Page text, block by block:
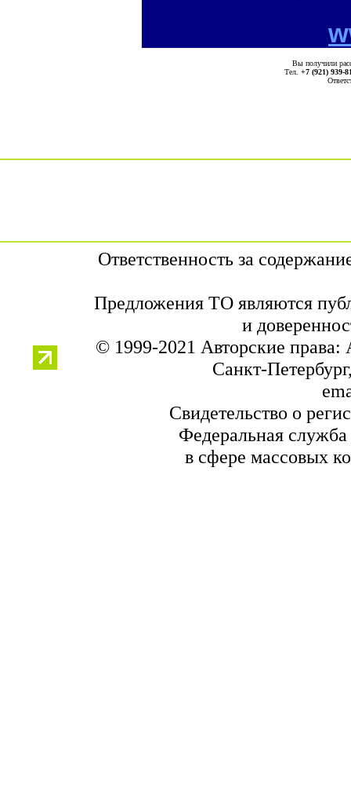
Вы получили
Тел. +7 (921) 939-
Ответственность за
Предложения ТО являются
и
© 1999-2021 Авторские
Санкт-
Свидетельство о
Федеральная служба
в сфере массовых